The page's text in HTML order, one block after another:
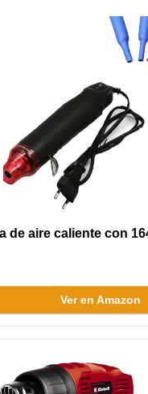
de aire caliente con
Ver en Amazon